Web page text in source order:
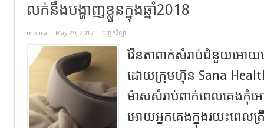
លក់នឹងបង្ហាញខ្លួនក្នុងឆ្នាំ2018
molica May 29, 2017 បច្ចេកវិទ្យា
វ៉ែនតាពាក់សំរាប់ជំនួយអោយ
ដោយក្រុមហ៊ុន Sana
ម៉ាសសំរាប់ពាក់ពេលគេងកុំអោ
អោយអ្នកគេងក្នុងរយះពេលត្